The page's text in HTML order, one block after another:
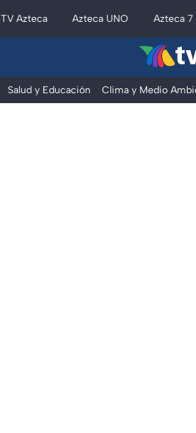
TV Azteca Azteca UNO Azteca 7
Salud y Educación Clima y Medio